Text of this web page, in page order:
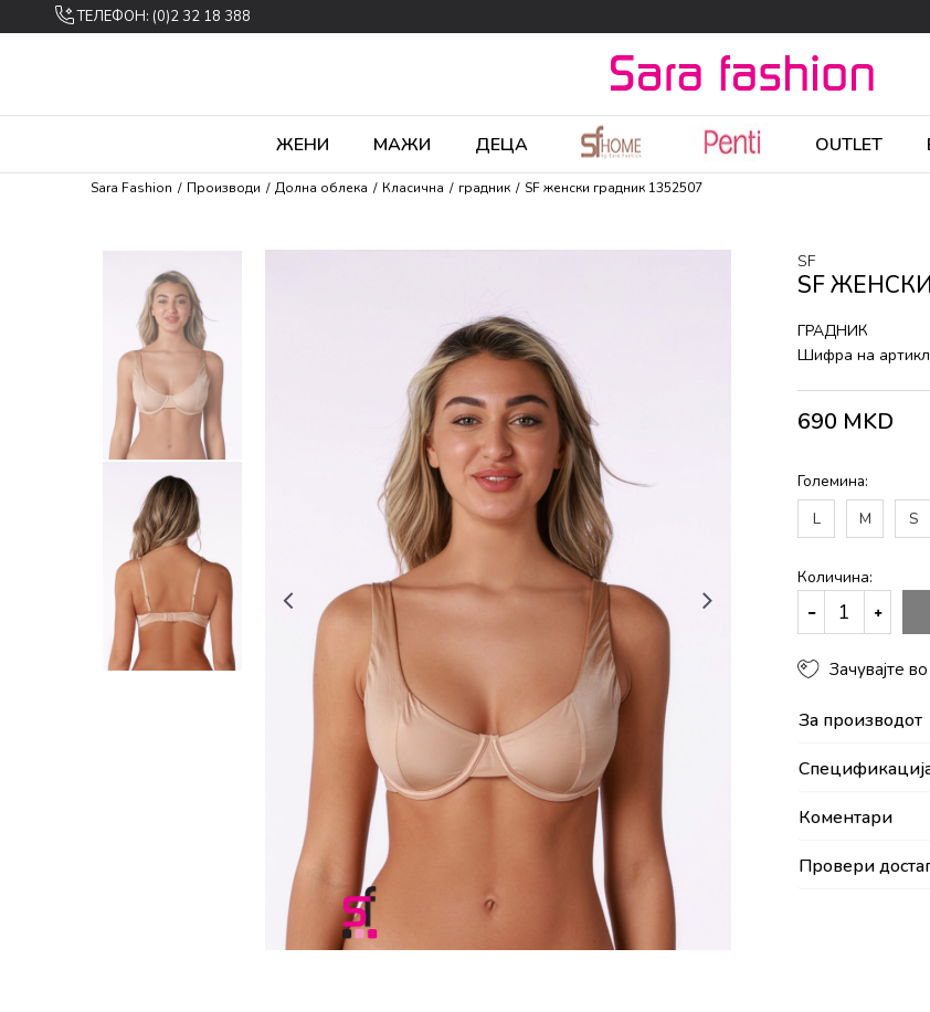
ТЕЛЕФОН: (0)2 32 18 388
ЖЕНИ МАЖИ ДЕЦА OUTLET
Sara Fashion Производи Долна облека Класична градник SF женски градник 1352507
SF
SF
ГРАДНИК
Шифра на
690 MKD
Големина:
L
M S
Количина:
Зачувајте
За производот
Коментари
Провери